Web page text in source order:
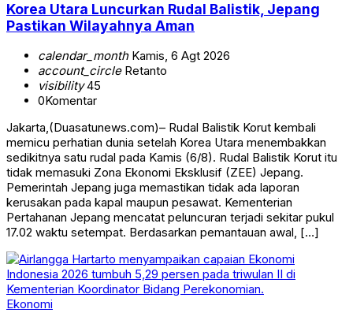
Korea Utara Luncurkan Rudal Balistik, Jepang
Pastikan Wilayahnya Aman
calendar_monthKamis, 6 Agt 2026
account_circleRetanto
visibility45
0Komentar
Jakarta,(Duasatunews.com)– Rudal Balistik Korut kembali
memicu perhatian dunia setelah Korea Utara menembakkan
sedikitnya satu rudal pada Kamis (6/8). Rudal Balistik Korut itu
tidak memasuki Zona Ekonomi Eksklusif (ZEE) Jepang.
Pemerintah Jepang juga memastikan tidak ada laporan
kerusakan pada kapal maupun pesawat. Kementerian
Pertahanan Jepang mencatat peluncuran terjadi sekitar pukul
17.02 waktu setempat. Berdasarkan pemantauan awal, […]
Ekonomi